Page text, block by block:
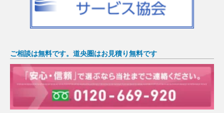
ご相談は無料です。道央圏はお見積り無料です